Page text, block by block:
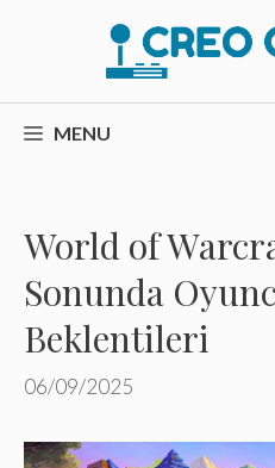
MENU
World of
Sonunda
Beklentileri
06/09/2025